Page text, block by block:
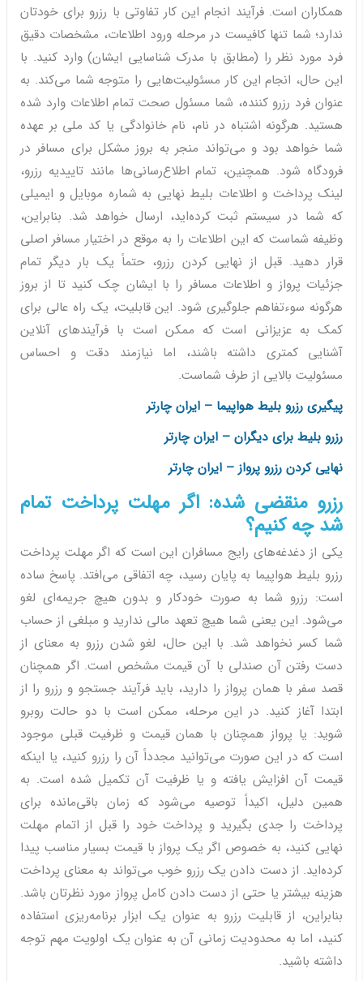
همکاران است. فرآیند انجام این کار تفاوتی با رزرو برای خودتان
ندارد؛ شما تنها کافیست در مرحله ورود اطلاعات، مشخصات دقیق
فرد مورد نظر را (مطابق با مدرک شناسایی ایشان) وارد کنید. با
این حال، انجام این کار مسئولیت‌هایی را متوجه شما می‌کند. به
عنوان فرد رزرو کننده، شما مسئول صحت تمام اطلاعات وارد شده
هستید. هرگونه اشتباه در نام، نام خانوادگی یا کد ملی بر عهده
شما خواهد بود و می‌تواند منجر به بروز مشکل برای مسافر در
فرودگاه شود. همچنین، تمام اطلاع‌رسانی‌ها مانند تاییدیه رزرو،
لینک پرداخت و اطلاعات بلیط نهایی به شماره موبایل و ایمیلی
که شما در سیستم ثبت کرده‌اید، ارسال خواهد شد. بنابراین،
وظیفه شماست که این اطلاعات را به موقع در اختیار مسافر اصلی
قرار دهید. قبل از نهایی کردن رزرو، حتماً یک بار دیگر تمام
جزئیات پرواز و اطلاعات مسافر را با ایشان چک کنید تا از بروز
هرگونه سوءتفاهم جلوگیری شود. این قابلیت، یک راه عالی برای
کمک به عزیزانی است که ممکن است با فرآیندهای آنلاین
آشنایی کمتری داشته باشند، اما نیازمند دقت و احساس
مسئولیت بالایی از طرف شماست.
پیگیری رزرو بلیط هواپیما – ایران چارتر
رزرو بلیط برای دیگران – ایران چارتر
نهایی کردن رزرو پرواز – ایران چارتر
رزرو منقضی شده: اگر مهلت پرداخت تمام
شد چه کنیم؟
یکی از دغدغه‌های رایج مسافران این است که اگر مهلت پرداخت
رزرو بلیط هواپیما به پایان رسید، چه اتفاقی می‌افتد. پاسخ ساده
است: رزرو شما به صورت خودکار و بدون هیچ جریمه‌ای لغو
می‌شود. این یعنی شما هیچ تعهد مالی ندارید و مبلغی از حساب
شما کسر نخواهد شد. با این حال، لغو شدن رزرو به معنای از
دست رفتن آن صندلی با آن قیمت مشخص است. اگر همچنان
قصد سفر با همان پرواز را دارید، باید فرآیند جستجو و رزرو را از
ابتدا آغاز کنید. در این مرحله، ممکن است با دو حالت روبرو
شوید: یا پرواز همچنان با همان قیمت و ظرفیت قبلی موجود
است که در این صورت می‌توانید مجدداً آن را رزرو کنید، یا اینکه
قیمت آن افزایش یافته و یا ظرفیت آن تکمیل شده است. به
همین دلیل، اکیداً توصیه می‌شود که زمان باقی‌مانده برای
پرداخت را جدی بگیرید و پرداخت خود را قبل از اتمام مهلت
نهایی کنید، به خصوص اگر یک پرواز با قیمت بسیار مناسب پیدا
کرده‌اید. از دست دادن یک رزرو خوب می‌تواند به معنای پرداخت
هزینه بیشتر یا حتی از دست دادن کامل پرواز مورد نظرتان باشد.
بنابراین، از قابلیت رزرو به عنوان یک ابزار برنامه‌ریزی استفاده
کنید، اما به محدودیت زمانی آن به عنوان یک اولویت مهم توجه
داشته باشید.